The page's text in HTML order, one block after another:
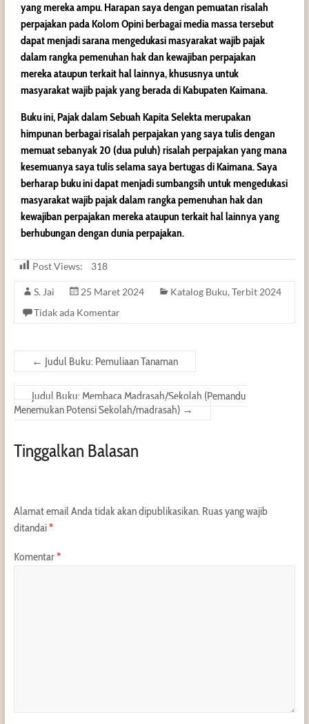
yang mereka ampu. Harapan saya dengan pemuatan risalah
perpajakan pada Kolom Opini berbagai media massa tersebut
dapat menjadi sarana mengedukasi masyarakat wajib pajak
dalam rangka pemenuhan hak dan kewajiban perpajakan
mereka ataupun terkait hal lainnya, khususnya untuk
masyarakat wajib pajak yang berada di Kabupaten Kaimana.
Buku ini, Pajak dalam Sebuah Kapita Selekta merupakan
himpunan berbagai risalah perpajakan yang saya tulis dengan
memuat sebanyak 20 (dua puluh) risalah perpajakan yang mana
kesemuanya saya tulis selama saya bertugas di Kaimana. Saya
berharap buku ini dapat menjadi sumbangsih untuk mengedukasi
masyarakat wajib pajak dalam rangka pemenuhan hak dan
kewajiban perpajakan mereka ataupun terkait hal lainnya yang
berhubungan dengan dunia perpajakan.
Post Views: 318
S. Jai 25 Maret 2024 Katalog Buku, Terbit 2024
Tidak ada Komentar
← Judul Buku: Pemuliaan Tanaman
Judul Buku: Membaca Madrasah/Sekolah (Pemandu
Menemukan Potensi Sekolah/madrasah) →
Tinggalkan Balasan
Alamat email Anda tidak akan dipublikasikan. Ruas yang wajib
ditandai*
Komentar*